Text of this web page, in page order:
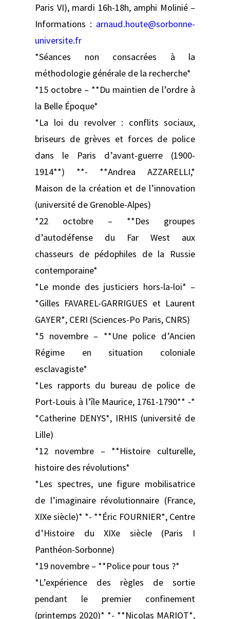
Paris VI), mardi 16h-18h, amphi Molinié –
Informations : arnaud.houte@sorbonne-
universite.fr
*Séances non consacrées à la
méthodologie générale de la recherche*
*15 octobre – **Du maintien de l’ordre à
la Belle Époque*
*La loi du revolver : conflits sociaux,
briseurs de grèves et forces de police
dans le Paris d’avant-guerre (1900-
1914**) **- **Andrea AZZARELLI,*
Maison de la création et de l’innovation
(université de Grenoble-Alpes)
*22 octobre – **Des groupes
d’autodéfense du Far West aux
chasseurs de pédophiles de la Russie
contemporaine*
*Le monde des justiciers hors-la-loi* –
*Gilles FAVAREL-GARRIGUES et Laurent
GAYER*, CERI (Sciences-Po Paris, CNRS)
*5 novembre – **Une police d’Ancien
Régime en situation coloniale
esclavagiste*
*Les rapports du bureau de police de
Port-Louis à l’île Maurice, 1761-1790** -*
*Catherine DENYS*, IRHIS (université de
Lille)
*12 novembre – **Histoire culturelle,
histoire des révolutions*
*Les spectres, une figure mobilisatrice
de l’imaginaire révolutionnaire (France,
XIXe siècle)* *- **Éric FOURNIER*, Centre
d’Histoire du XIXe siècle (Paris I
Panthéon-Sorbonne)
*19 novembre – **Police pour tous ?*
*L’expérience des règles de sortie
pendant le premier confinement
(printemps 2020)* *- **Nicolas MARIOT*,